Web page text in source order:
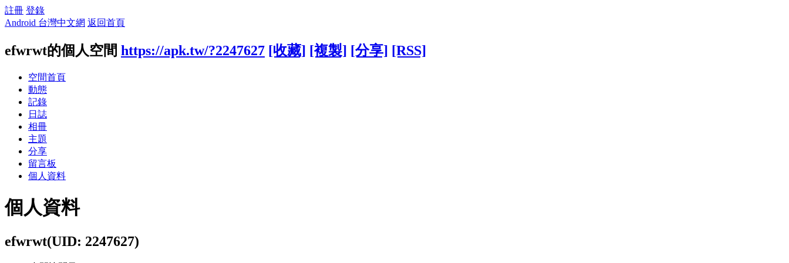
註冊 登錄
Android 台灣中文網 返回首頁
efwrwt的個人空間 https://apk.tw/?2247627 [收藏] [複製] [分享] [RSS]
空間首頁
動態
記錄
日誌
相冊
主題
分享
留言板
個人資料
個人資料
efwrwt(UID: 2247627)